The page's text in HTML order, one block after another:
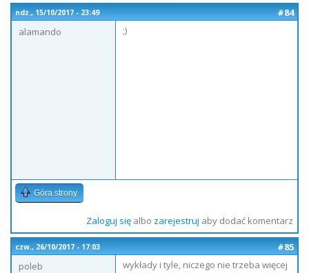
ndz., 15/10/2017 - 23:49
#84
alamando
;)
Góra strony
Zaloguj sięalbo zarejestruj aby dodać komentarz
czw., 26/10/2017 - 17:03
#85
poleb
wykłady i tyle, niczego nie trzeba więcej